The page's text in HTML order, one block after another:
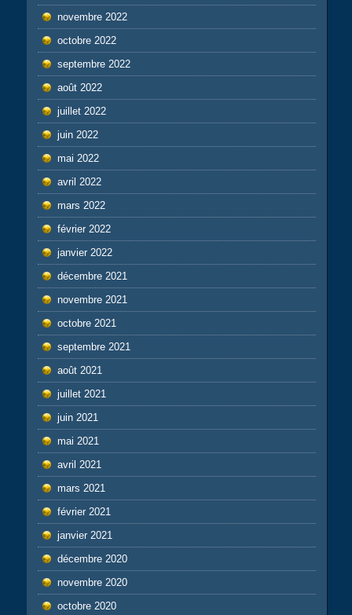
novembre 2022
octobre 2022
septembre 2022
août 2022
juillet 2022
juin 2022
mai 2022
avril 2022
mars 2022
février 2022
janvier 2022
décembre 2021
novembre 2021
octobre 2021
septembre 2021
août 2021
juillet 2021
juin 2021
mai 2021
avril 2021
mars 2021
février 2021
janvier 2021
décembre 2020
novembre 2020
octobre 2020